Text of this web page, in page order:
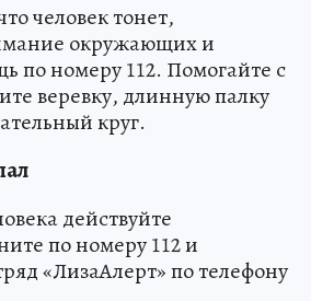
человек тонет,
окружающих и
по номеру 112. Помогайте с
веревку, длинную палку
круг.
действуйте
по номеру 112 и
«ЛизаАлерт» по телефону